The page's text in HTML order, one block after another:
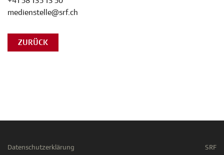
medienstelle@srf.ch
ZURÜCK
Datenschutzerklärung SRF